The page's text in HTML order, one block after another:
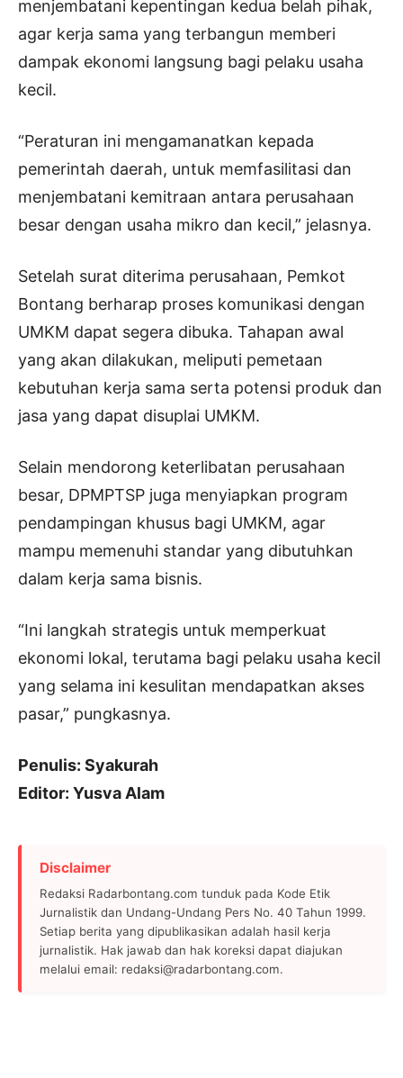
menjembatani kepentingan kedua belah pihak,
agar kerja sama yang terbangun memberi
dampak ekonomi langsung bagi pelaku usaha
kecil.
“Peraturan ini mengamanatkan kepada
pemerintah daerah, untuk memfasilitasi dan
menjembatani kemitraan antara perusahaan
besar dengan usaha mikro dan kecil,” jelasnya.
Setelah surat diterima perusahaan, Pemkot
Bontang berharap proses komunikasi dengan
UMKM dapat segera dibuka. Tahapan awal
yang akan dilakukan, meliputi pemetaan
kebutuhan kerja sama serta potensi produk dan
jasa yang dapat disuplai UMKM.
Selain mendorong keterlibatan perusahaan
besar, DPMPTSP juga menyiapkan program
pendampingan khusus bagi UMKM, agar
mampu memenuhi standar yang dibutuhkan
dalam kerja sama bisnis.
“Ini langkah strategis untuk memperkuat
ekonomi lokal, terutama bagi pelaku usaha kecil
yang selama ini kesulitan mendapatkan akses
pasar,” pungkasnya.
Penulis: Syakurah
Editor: Yusva Alam
Disclaimer
Redaksi Radarbontang.com tunduk pada Kode Etik
Jurnalistik dan Undang-Undang Pers No. 40 Tahun 1999.
Setiap berita yang dipublikasikan adalah hasil kerja
jurnalistik. Hak jawab dan hak koreksi dapat diajukan
melalui email: redaksi@radarbontang.com.